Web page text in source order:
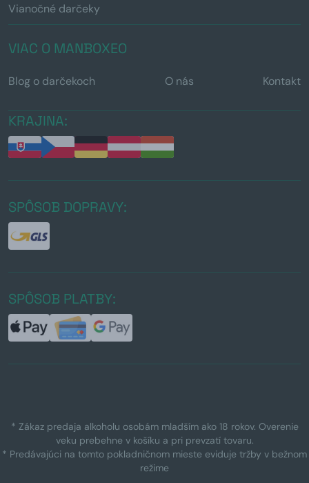
Vianočné darčeky
VIAC O MANBOXEO
Blog o darčekoch O nás Kontakt
KRAJINA:
SPÔSOB DOPRAVY:
SPÔSOB PLATBY:
* Zákaz predaja alkoholu osobám mladším ako 18 rokov. Overenie
veku prebehne v košíku a pri prevzatí tovaru.
* Predávajúci na tomto pokladničnom mieste eviduje tržby v bežnom
režime